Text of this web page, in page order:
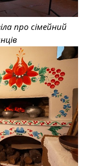
про сімейний